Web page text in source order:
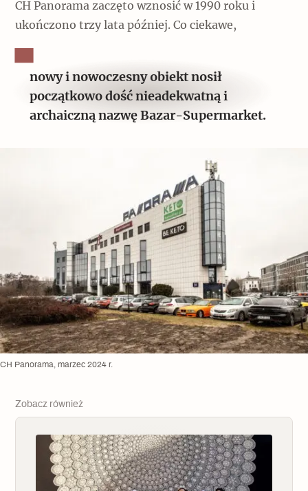
CH Panorama zaczęto wznosić w 1990 roku i
ukończono trzy lata później. Co ciekawe,
nowy i nowoczesny obiekt nosił
początkowo dość nieadekwatną i
archaiczną nazwę Bazar-Supermarket.
CH Panorama, marzec 2024 r.
Zobacz również